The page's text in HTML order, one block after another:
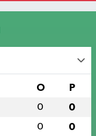
O P
0 0
0 0